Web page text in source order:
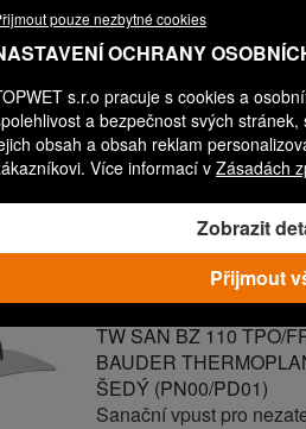
pouze nezbytné cookies
OCHRANY
s.r.o pracuje s cookies a
a bezpečnost svých
obsah a obsah reklam
Více informací v Zásadách
Zobrazit
Přijmout
BÍLÝ (PN00/PD06)
Sanační vpust pro
TW SAN BZ 110 TPO/
BAUDER
ŠEDÝ
Sanační vpust pro
TW SAN BZ 110 TPO/
BAUDER
ŠEDÝ (PN00/PD01)
Sanační vpust pro